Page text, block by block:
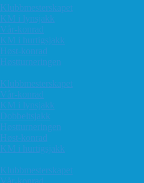
Klubbmesterskapet
KM i lynsjakk
Vår-konrad
KM i hurtigsjakk
Høst-konrad
Høstturneringen
Klubbmesterskapet
Vår-konrad
KM i lynsjakk
Dobbeltsjakk
Høstturneringen
Høst-konrad
KM i hurtigsjakk
Klubbmesterskapet
Vår-konrad